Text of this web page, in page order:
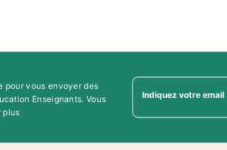
pour vous envoyer des
Enseignants. Vous
plus
Indiquez votre email